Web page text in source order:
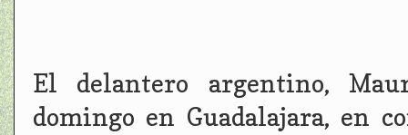
El delantero argentino,
domingo en Guadalajara, en